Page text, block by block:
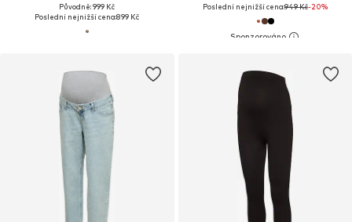
Původně: 999 Kč
Poslední nejnižší cena:899 Kč
Poslední nejnižší cena:949 Kč-20%